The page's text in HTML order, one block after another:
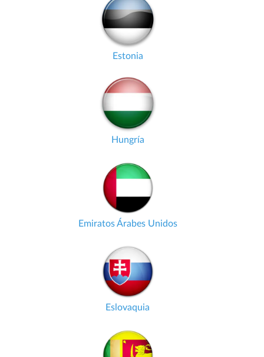
Estonia
Hungría
Emiratos Árabes Unidos
Eslovaquia